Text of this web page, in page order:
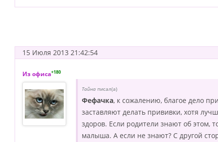
15 Июля 2013 21:42:54
Из офиса+180
Тайна писал(а)
Фефачка, к сожалению, благое дело
заставляют делать прививки, хотя
здоров. Если родители знают об этом,
малыша. А если не знают? С другой